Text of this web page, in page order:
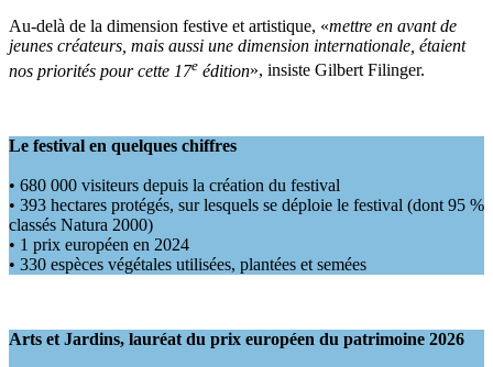
Au-delà de la dimension festive et artistique, «mettre en avant de
jeunes créateurs, mais aussi une dimension internationale, étaient
nos priorités pour cette 17e édition», insiste Gilbert Filinger.
Le festival en quelques chiffres
• 680 000 visiteurs depuis la création du festival
• 393 hectares protégés, sur lesquels se déploie le festival (dont 95 %
classés Natura 2000)
• 1 prix européen en 2024
• 330 espèces végétales utilisées, plantées et semées
Arts et Jardins, lauréat du prix européen du patrimoine 2026